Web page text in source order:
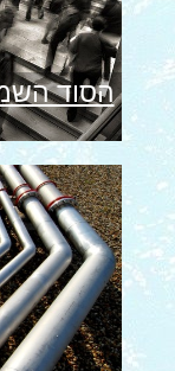
הסוד